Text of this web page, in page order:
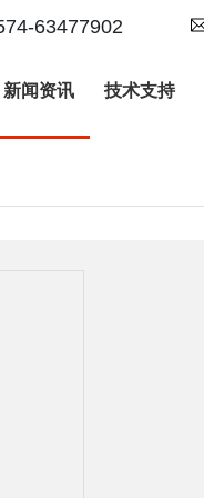
63477902
新闻资讯 技术支持